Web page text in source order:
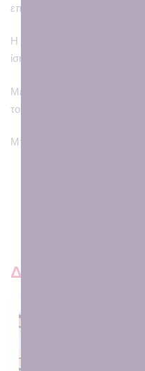
επικοινωνήστε μαζί μας!
Η παραγγελία είναι έγκυρη
ίση με το μισό ποσό.
Με 100τεμάχια και πάνω
το όνομα του παιδιού!
Μπορεί να γίνει και σε άλλα
Δειτε και